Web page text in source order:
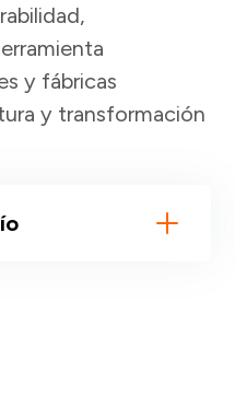
y fábricas
y transformación